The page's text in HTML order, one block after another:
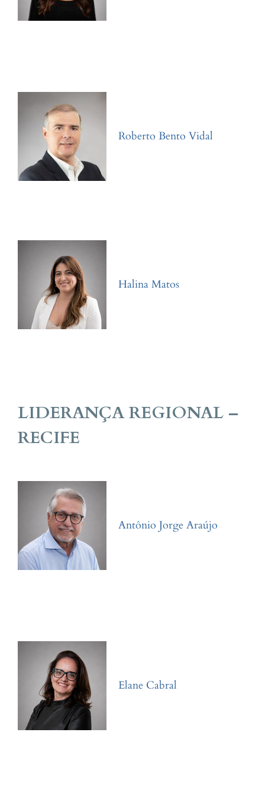
Roberto Bento Vidal
Halina Matos
LIDERANÇA REGIONAL –
RECIFE
Antônio Jorge Araújo
Elane Cabral